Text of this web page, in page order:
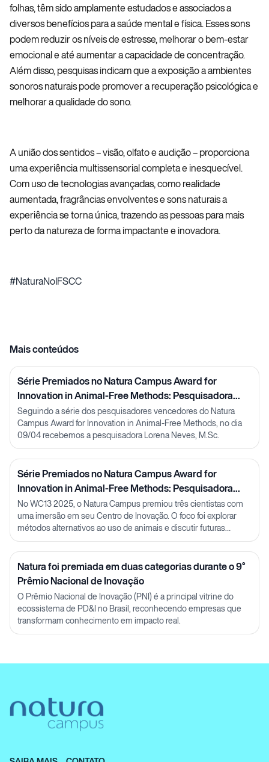
folhas, têm sido amplamente estudados e associados a
diversos benefícios para a saúde mental e física. Esses sons
podem reduzir os níveis de estresse, melhorar o bem-estar
emocional e até aumentar a capacidade de concentração.
Além disso, pesquisas indicam que a exposição a ambientes
sonoros naturais pode promover a recuperação psicológica e
melhorar a qualidade do sono.
A união dos sentidos – visão, olfato e audição – proporciona
uma experiência multissensorial completa e inesquecível.
Com uso de tecnologias avançadas, como realidade
aumentada, fragrâncias envolventes e sons naturais a
experiência se torna única, trazendo as pessoas para mais
perto da natureza de forma impactante e inovadora.
#NaturaNoIFSCC
Mais conteúdos
Série Premiados no Natura Campus Award for
Innovation in Animal-Free Methods: Pesquisadora
Lorena Neves
Seguindo a série dos pesquisadores vencedores do Natura
Campus Award for Innovation in Animal-Free Methods, no dia
09/04 recebemos a pesquisadora Lorena Neves, M.Sc.
Série Premiados no Natura Campus Award for
Innovation in Animal-Free Methods: Pesquisadora
Julia Carnelós
No WC13 2025, o Natura Campus premiou três cientistas com
uma imersão em seu Centro de Inovação. O foco foi explorar
métodos alternativos ao uso de animais e discutir futuras
parcerias em P&D.
Natura foi premiada em duas categorias durante o 9°
Prêmio Nacional de Inovação
O Prêmio Nacional de Inovação (PNI) é a principal vitrine do
ecossistema de PD&I no Brasil, reconhecendo empresas que
transformam conhecimento em impacto real.